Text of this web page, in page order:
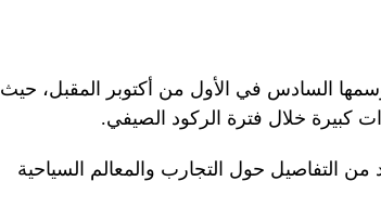
السادس في الأول من أكتوبر المقبل، حيث
كبيرة خلال فترة الركود الصيفي.
من التفاصيل حول التجارب والمعالم السياحية